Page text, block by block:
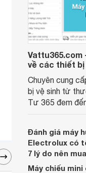
Vattu365.com
về các thiết
Chuyên cung
bị vệ sinh từ
Tư 365 đem
nhiều năm,
nghiệp, đội ngũ
vattu365.com
của nhiều người
Đánh giá máy
Electrolux có
7 lý do nên mua
Máy chiếu